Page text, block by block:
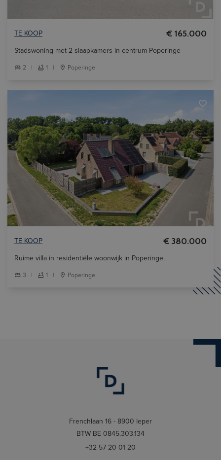
TE KOOP € 165.000
Stadswoning met 2 slaapkamers in centrum Poperinge
2 | 1 | Poperinge
TE KOOP € 380.000
Ruime villa in residentiële woonwijk in Poperinge.
3 | 1 | Poperinge
Frenchlaan 16 - 8900 Ieper
BTW BE 0845.303.134
+32 57 20 01 20